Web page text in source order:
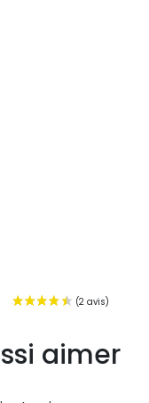
aimer